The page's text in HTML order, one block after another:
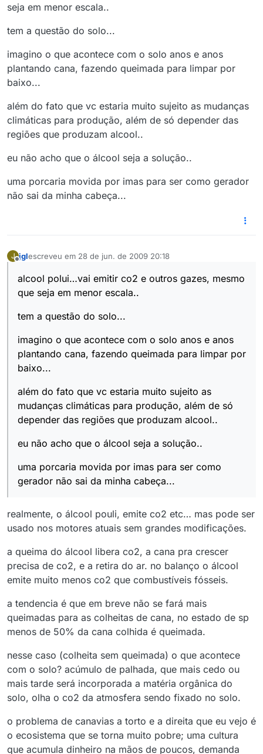
seja em menor escala..
tem a questão do solo...
imagino o que acontece com o solo anos e anos
plantando cana, fazendo queimada para limpar por
baixo...
além do fato que vc estaria muito sujeito as mudanças
climáticas para produção, além de só depender das
regiões que produzam alcool..
eu não acho que o álcool seja a solução..
uma porcaria movida por imas para ser como gerador
não sai da minha cabeça...
J jglescreveu em 28 de jun. de 2009 20:18
última edição por
alcool polui…vai emitir co2 e outros gazes, mesmo
que seja em menor escala..
tem a questão do solo...
imagino o que acontece com o solo anos e anos
plantando cana, fazendo queimada para limpar por
baixo...
além do fato que vc estaria muito sujeito as
mudanças climáticas para produção, além de só
depender das regiões que produzam alcool..
eu não acho que o álcool seja a solução..
uma porcaria movida por imas para ser como
gerador não sai da minha cabeça...
realmente, o álcool pouli, emite co2 etc… mas pode ser
usado nos motores atuais sem grandes modificações.
a queima do álcool libera co2, a cana pra crescer
precisa de co2, e a retira do ar. no balanço o álcool
emite muito menos co2 que combustíveis fósseis.
a tendencia é que em breve não se fará mais
queimadas para as colheitas de cana, no estado de sp
menos de 50% da cana colhida é queimada.
nesse caso (colheita sem queimada) o que acontece
com o solo? acúmulo de palhada, que mais cedo ou
mais tarde será incorporada a matéria orgânica do
solo, olha o co2 da atmosfera sendo fixado no solo.
o problema de canavias a torto e a direita que eu vejo é
o ecosistema que se torna muito pobre; uma cultura
que acumula dinheiro na mãos de poucos, demanda